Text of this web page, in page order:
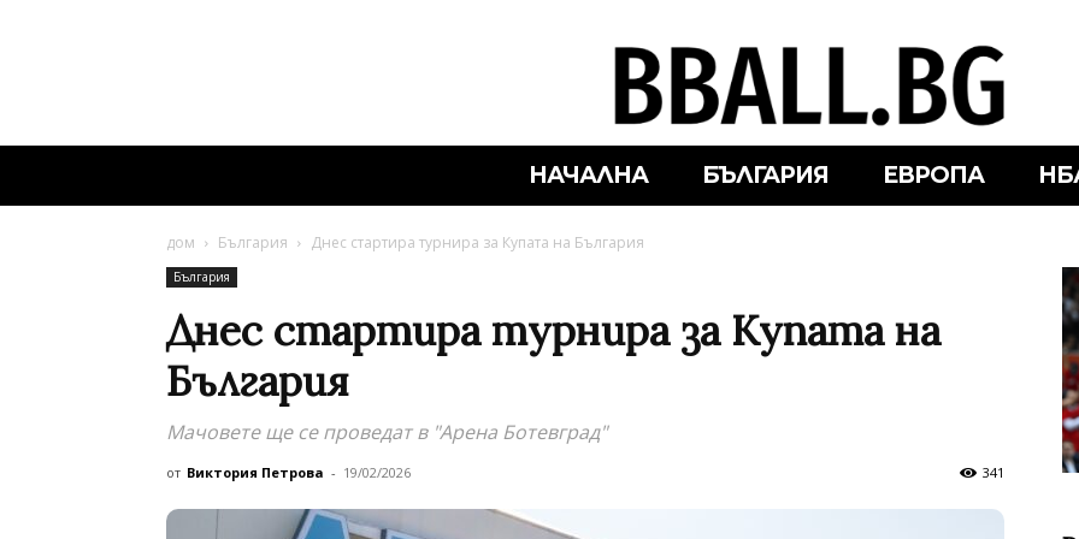
НАЧАЛНА БЪЛГАРИЯ ЕВРОПА
дом България Днес стартира турнира за Купата на България
България
Днес стартира турнира за Купата на
България
Мачовете ще се проведат в "Арена Ботевград"
от Виктория Петрова - 19/02/2026 341